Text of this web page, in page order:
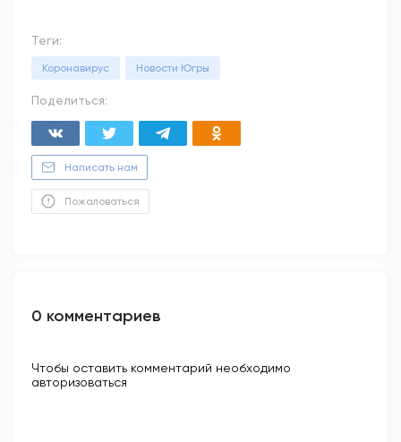
Теги:
Коронавирус Новости Югры
Поделиться:
Написать нам
Пожаловаться
0 комментариев
Чтобы оставить комментарий необходимо
авторизоваться